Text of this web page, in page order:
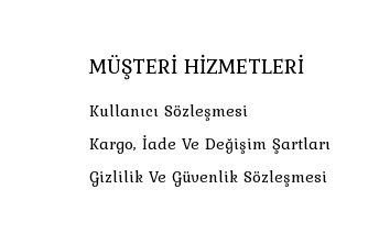
MÜŞTERI HIZMETLERI
Kullanıcı Sözleşmesi
Kargo, İade Ve Değişim Şartları
Gizlilik Ve Güvenlik Sözleşmesi